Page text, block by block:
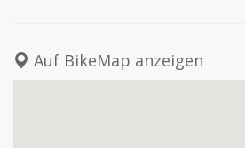
Auf BikeMap anzeigen